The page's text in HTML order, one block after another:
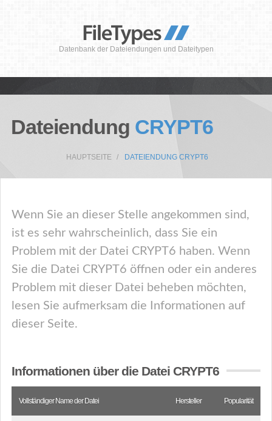
Datenbank der Dateiendungen und Dateitypen
Dateiendung CRYPT6
HAUPTSEITE DATEIENDUNG CRYPT6
Wenn Sie an dieser Stelle angekommen sind,
ist es sehr wahrscheinlich, dass Sie ein
Problem mit der Datei CRYPT6 haben. Wenn
Sie die Datei CRYPT6 öffnen oder ein anderes
Problem mit dieser Datei beheben möchten,
lesen Sie aufmerksam die Informationen auf
dieser Seite.
Informationen über die Datei CRYPT6
Vollständiger Name der Datei Hersteller Popularität